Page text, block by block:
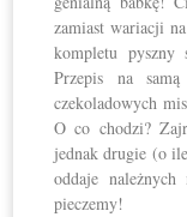
zamiast wariacji
kompletu
Przepis na
czekoladowych
O co chodzi?
jednak drugie (o
oddaje
pieczemy!